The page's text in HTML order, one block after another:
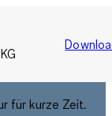
für kurze Zeit.